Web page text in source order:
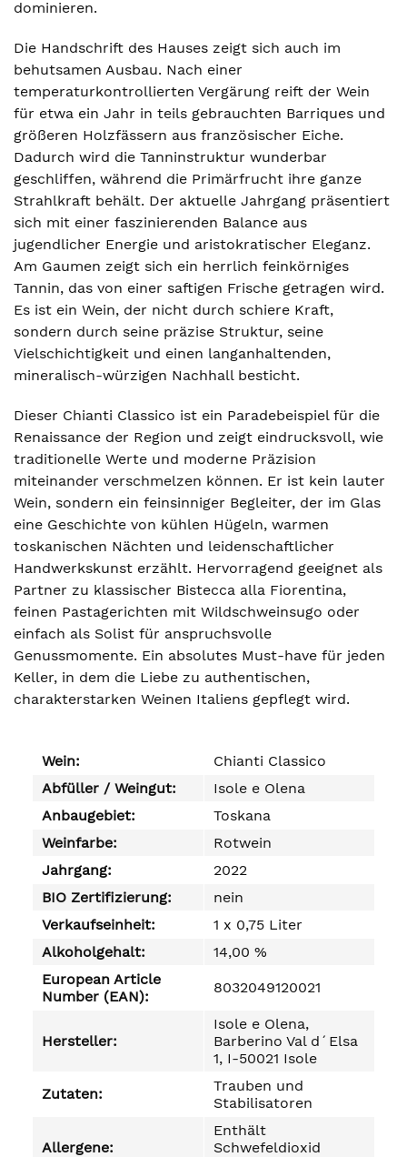
dominieren.
Die Handschrift des Hauses zeigt sich auch im
behutsamen Ausbau. Nach einer
temperaturkontrollierten Vergärung reift der Wein
für etwa ein Jahr in teils gebrauchten Barriques und
größeren Holzfässern aus französischer Eiche.
Dadurch wird die Tanninstruktur wunderbar
geschliffen, während die Primärfrucht ihre ganze
Strahlkraft behält. Der aktuelle Jahrgang präsentiert
sich mit einer faszinierenden Balance aus
jugendlicher Energie und aristokratischer Eleganz.
Am Gaumen zeigt sich ein herrlich feinkörniges
Tannin, das von einer saftigen Frische getragen wird.
Es ist ein Wein, der nicht durch schiere Kraft,
sondern durch seine präzise Struktur, seine
Vielschichtigkeit und einen langanhaltenden,
mineralisch-würzigen Nachhall besticht.
Dieser Chianti Classico ist ein Paradebeispiel für die
Renaissance der Region und zeigt eindrucksvoll, wie
traditionelle Werte und moderne Präzision
miteinander verschmelzen können. Er ist kein lauter
Wein, sondern ein feinsinniger Begleiter, der im Glas
eine Geschichte von kühlen Hügeln, warmen
toskanischen Nächten und leidenschaftlicher
Handwerkskunst erzählt. Hervorragend geeignet als
Partner zu klassischer Bistecca alla Fiorentina,
feinen Pastagerichten mit Wildschweinsugo oder
einfach als Solist für anspruchsvolle
Genussmomente. Ein absolutes Must-have für jeden
Keller, in dem die Liebe zu authentischen,
charakterstarken Weinen Italiens gepflegt wird.
Wein:
Chianti Classico
Abfüller / Weingut:
Isole e Olena
Anbaugebiet:
Toskana
Weinfarbe:
Rotwein
Jahrgang:
2022
BIO Zertifizierung:
nein
Verkaufseinheit:
1 x 0,75 Liter
Alkoholgehalt:
14,00 %
European Article
Number (EAN):
8032049120021
Hersteller:
Isole e Olena,
Barberino Val d´Elsa
1, I-50021 Isole
Zutaten:
Trauben und
Stabilisatoren
Allergene:
Enthält
Schwefeldioxid